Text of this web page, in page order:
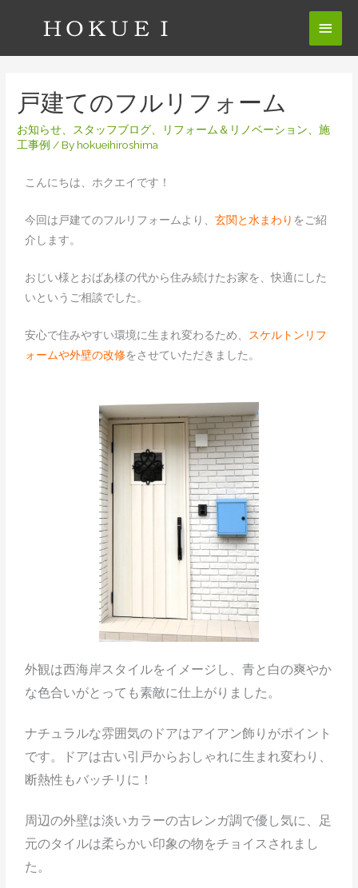
戸建てのフルリフォーム
お知らせ、 スタッフブログ、 リフォーム＆リノベーション、施
工事例 / By hokueihiroshima
こんにちは、ホクエイです！
今回は戸建てのフルリフォームより、玄関と水まわり をご紹
介します。
おじい様とおばあ様の代から住み続けたお家を、快適にした
いというご相談でした。
安心で住みやすい環境に生まれ変わるため、
スケルトンリフ
ォームや外壁の改修をさせていただきました。
外観は西海岸スタイルをイメージし、青と白の爽やか
な色合いがとっても素敵に仕上がりました。
ナチュラルな雰囲気のドアはアイアン飾りがポイント
です。ドアは古い引戸からおしゃれに生まれ変わり、
断熱性もバッチリに！
周辺の外壁は淡いカラーの古レンガ調で優し気に、足
元のタイルは柔らかい印象の物をチョイスされまし
た。